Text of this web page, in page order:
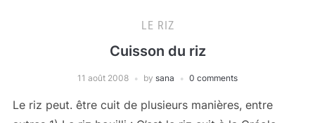
LE RIZ
Cuisson du riz
11 août 2008 by sana 0 comments
Le riz peut. être cuit de plusieurs manières, entre